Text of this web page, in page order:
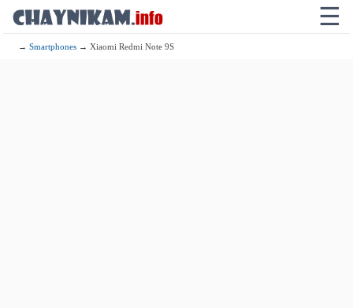
☰
→Smartphones → Xiaomi Redmi Note 9S